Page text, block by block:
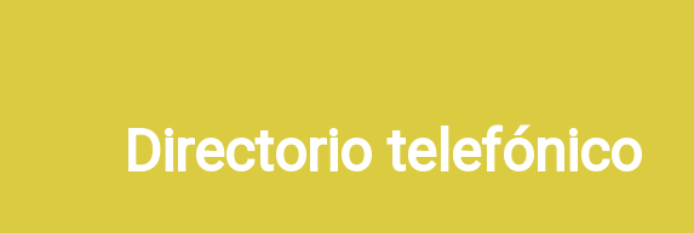
Directorio telefónico